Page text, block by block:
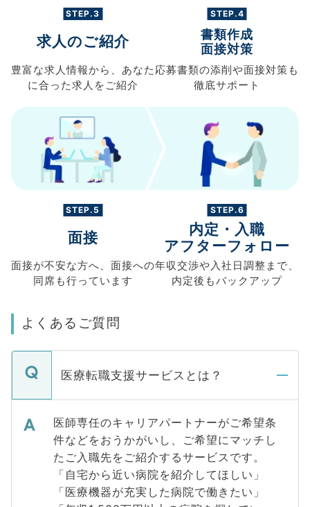
STEP.3
求人のご紹介
豊富な求人情報から、 あなた
に合った求人を ご紹介
STEP.4
書類作成
面接対策
応募書類の添削や面接対策も
徹底サポート
STEP.5
面接
面接が不安な方へ、 面接への
同席も行っています
STEP.6
内定・入職
アフターフォロー
年収交渉や入社日調整まで、
内定後もバックアップ
よくあるご質問
医療転職支援サービスとは？
医師専任のキャリアパートナーがご希望条
件などをおうかがいし、ご希望にマッチし
たご入職先をご紹介するサービスです。
「自宅から近い病院を紹介してほしい」
「医療機器が充実した病院で働きたい」